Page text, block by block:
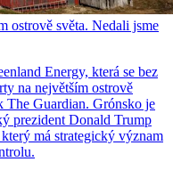
ostrově světa. Nedali jsme
Energy, která se bez
na největším ostrově
The Guardian. Grónsko je
prezident Donald Trump
má strategický význam